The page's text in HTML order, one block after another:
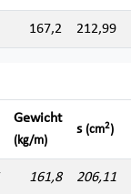
167,2 212,99
Gewicht
(kg/m)
s (cm2)
161,8 206,11